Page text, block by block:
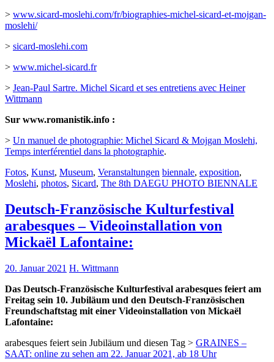
> www.sicard-moslehi.com/fr/biographies-michel-sicard-et-mojgan-
moslehi/
> sicard-moslehi.com
> www.michel-sicard.fr
> Jean-Paul Sartre. Michel Sicard et ses entretiens avec Heiner
Wittmann
Sur www.romanistik.info :
> Un manuel de photographie: Michel Sicard & Mojgan Moslehi,
Temps interférentiel dans la photographie.
Fotos, Kunst, Museum, Veranstaltungen biennale, exposition,
Moslehi, photos, Sicard, The 8th DAEGU PHOTO BIENNALE
Deutsch-Französische Kulturfestival
arabesques – Videoinstallation von
Mickaël Lafontaine:
20. Januar 2021 H. Wittmann
Das Deutsch-Französische Kulturfestival arabesques feiert am
Freitag sein 10. Jubiläum und den Deutsch-Französischen
Freundschaftstag mit einer Videoinstallation von Mickaël
Lafontaine:
arabesques feiert sein Jubiläum und diesen Tag > GRAINES –
SAAT: online zu sehen am 22. Januar 2021, ab 18 Uhr